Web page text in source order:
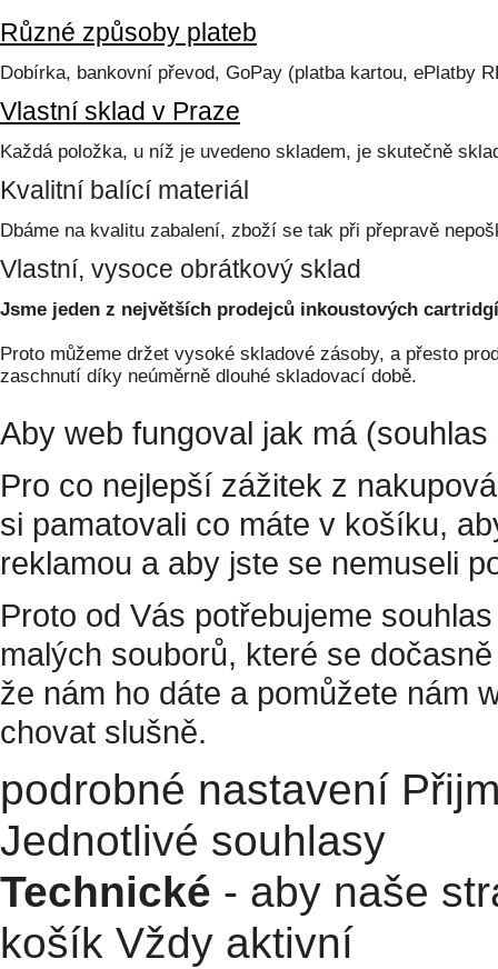
Různé způsoby plateb
Dobírka, bankovní převod, GoPay (platba kartou, ePlatby
Vlastní sklad v Praze
Každá položka, u níž je uvedeno skladem, je skutečně
Kvalitní balící materiál
Dbáme na kvalitu zabalení, zboží se tak při přepravě
Vlastní, vysoce obrátkový sklad
Jsme jeden z největších prodejců inkoustových
Proto můžeme držet vysoké skladové zásoby, a přesto
zaschnutí díky neúměrně dlouhé skladovací době.
Aby web fungoval jak má
Pro co nejlepší zážitek z
si pamatovali co máte v košíku,
reklamou a aby jste se nemuseli
Proto od Vás potřebujeme
malých souborů, které se
že nám ho dáte a pomůžete nám
chovat slušně.
podrobné nastavení
Jednotlivé souhlasy
Technické - aby naše
košík Vždy aktivní